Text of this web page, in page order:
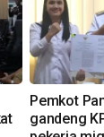
Pemkot
gandeng